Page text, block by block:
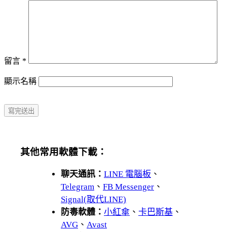
留言 *
顯示名稱
其他常用軟體下載：
聊天通訊： LINE 電腦板 、
Telegram 、 FB Messenger 、
Signal(取代LINE)
防毒軟體： 小紅傘 、 卡巴斯基 、
AVG 、 Avast